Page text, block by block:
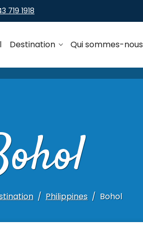
719 1918
Destination Qui sommes-nous
Philippines Bohol